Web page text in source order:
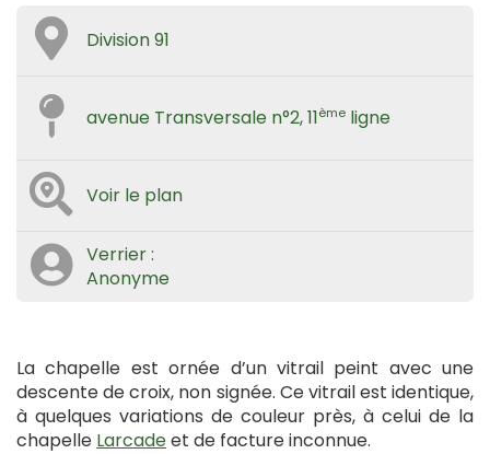
Division 91
avenue Transversale n°2, 11ème ligne
Voir le plan
Verrier :
Anonyme
La chapelle est ornée d’un vitrail peint avec une
descente de croix, non signée. Ce vitrail est identique,
à quelques variations de couleur près, à celui de la
chapelle Larcadeet de facture inconnue.